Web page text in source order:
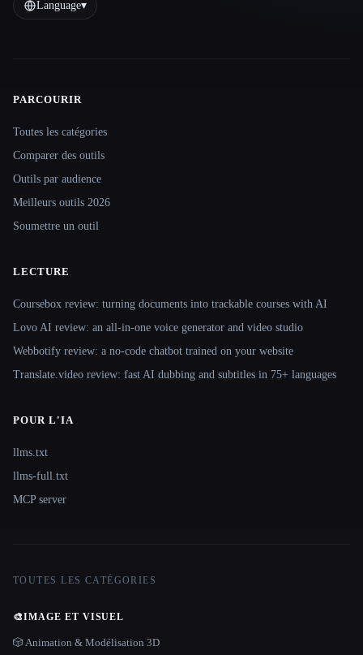
Language▾
Site navigation
PARCOURIR
Toutes les catégories
Comparer des outils
Outils par audience
Meilleurs outils 2026
Soumettre un outil
LECTURE
Coursebox review: turning documents into trackable courses with AI
Lovo AI review: an all-in-one voice generator and video studio
Webbotify review: a no-code chatbot trained on your website
Translate.video review: fast AI dubbing and subtitles in 75+ languages
POUR L'IA
llms.txt
llms-full.txt
MCP server
TOUTES LES CATÉGORIES
🎨IMAGE ET VISUEL
🎲 Animation & Modélisation 3D